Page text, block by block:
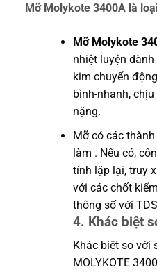
Mỡ Molykote 3400A là
Mỡ Molykote
nhiệt luyện
kim chuyển
bình-nhanh,
nặng.
Mỡ có các
làm . Nếu có,
tính lặp lại, truy
với các chốt
thông số với
4. Khác biệt
Khác biệt so với
MOLYKOTE